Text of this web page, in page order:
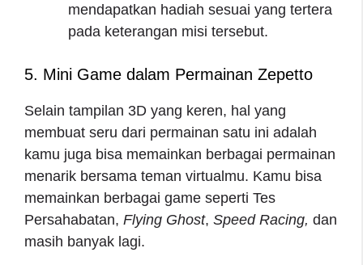
mendapatkan hadiah sesuai yang tertera
pada keterangan misi tersebut.
5. Mini Game dalam Permainan Zepetto
Selain tampilan 3D yang keren, hal yang
membuat seru dari permainan satu ini adalah
kamu juga bisa memainkan berbagai permainan
menarik bersama teman virtualmu. Kamu bisa
memainkan berbagai game seperti Tes
Persahabatan, Flying Ghost, Speed Racing, dan
masih banyak lagi.